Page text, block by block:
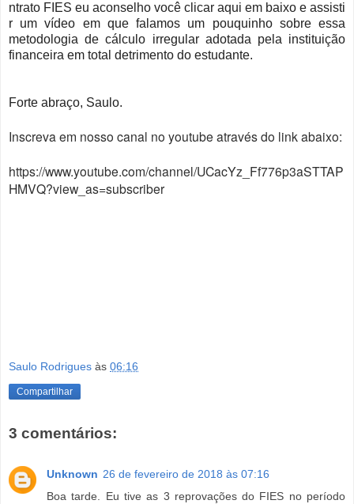
ntrato FIES eu aconselho você clicar aqui em baixo e assisti
r um vídeo em que falamos um pouquinhosobre essa
metodologia de cálculo irregular adotada pela instituição
financeira em total detrimento do estudante.
Forte abraço, Saulo.
Inscreva em nosso canal no youtube através do link abaixo:
https://www.youtube.com/channel/UCacYz_Ff776p3aSTTAP
HMVQ?view_as=subscriber
Saulo Rodrigues às 06:16
Compartilhar
3 comentários:
Unknown 26 de fevereiro de 2018 às 07:16
Boa tarde. Eu tive as 3 reprovações do FIES no período